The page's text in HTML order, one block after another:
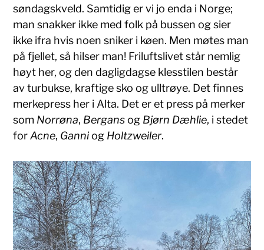
søndagskveld. Samtidig er vi jo enda i Norge;
man snakker ikke med folk på bussen og sier
ikke ifra hvis noen sniker i køen. Men møtes man
på fjellet, så hilser man! Friluftslivet står nemlig
høyt her, og den dagligdagse klesstilen består
av turbukse, kraftige sko og ulltrøye. Det finnes
merkepress her i Alta. Det er et press på merker
som Norrøna, Bergansog Bjørn Dæhlie, i stedet
forAcne, Ganniog Holtzweiler.